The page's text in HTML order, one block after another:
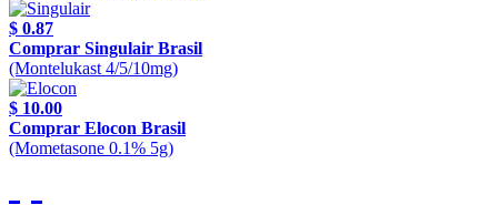
$ 0.87
Comprar Singulair Brasil
(Montelukast 4/5/10mg)
$ 10.00
Comprar Elocon Brasil
(Mometasone 0.1% 5g)